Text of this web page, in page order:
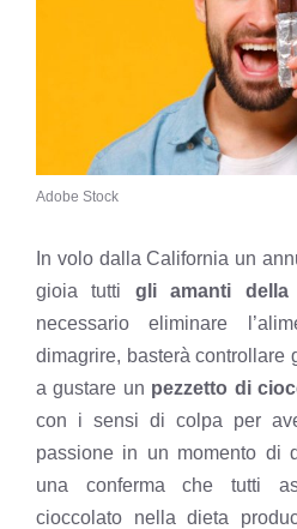
Adobe Stock
In volo dalla California un
gioia tutti gli amanti della
necessario eliminare
dimagrire, basterà controllare
a gustare un pezzetto di
con i sensi di colpa per
passione in un momento di
una conferma che tutti
cioccolato nella dieta